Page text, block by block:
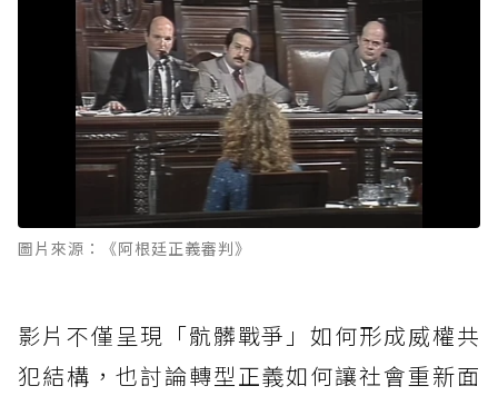
圖片來源：《阿根廷正義審判》
影片不僅呈現「骯髒戰爭」如何形成威權共
犯結構，也討論轉型正義如何讓社會重新面